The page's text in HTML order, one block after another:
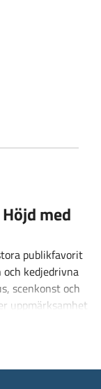
med
publikfavorit
kedjedrivna
scenkonst och
uppmärksamhet
en vanlig